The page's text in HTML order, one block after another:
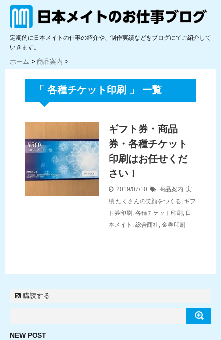
定期的に日本メイトの仕事の紹介や、制作実績などをブログにてご紹介して
いきます。
ホーム > 商品案内 >
「 各種チケット印刷 」 一覧
ギフト券・商品
券・各種チケット
印刷はお任せくだ
さい！
2019/07/10 商品案内 実
績 たくさんの笑顔をつくる ギフ
ト券印刷 各種チケット印刷
日
本メイト
総合商社 金券印刷
購読する
NEW POST